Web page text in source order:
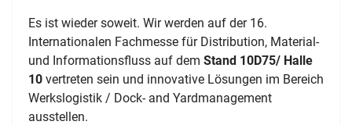
Es ist wieder soweit. Wir werden auf der 16.
Internationalen Fachmesse für Distribution, Material-
und Informationsfluss auf dem Stand 10D75/ Halle
10 vertreten sein und innovative Lösungen im Bereich
Werkslogistik / Dock- and Yardmanagement
ausstellen.